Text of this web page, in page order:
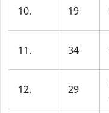
10. 19
11. 34
12. 29